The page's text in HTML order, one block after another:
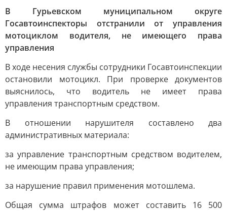
В Гурьевском муниципальном округе
Госавтоинспекторы отстранили от управления
мотоциклом водителя, не имеющего права
управления
В ходе несения службы сотрудники Госавтоинспекции
остановили мотоцикл. При проверке документов
выяснилось, что водитель не имеет права
управления транспортным средством.
В отношении нарушителя составлено два
административных материала:
за управление транспортным средством водителем,
не имеющим права управления;
за нарушение правил применения мотошлема.
Общая сумма штрафов может составить 16 500